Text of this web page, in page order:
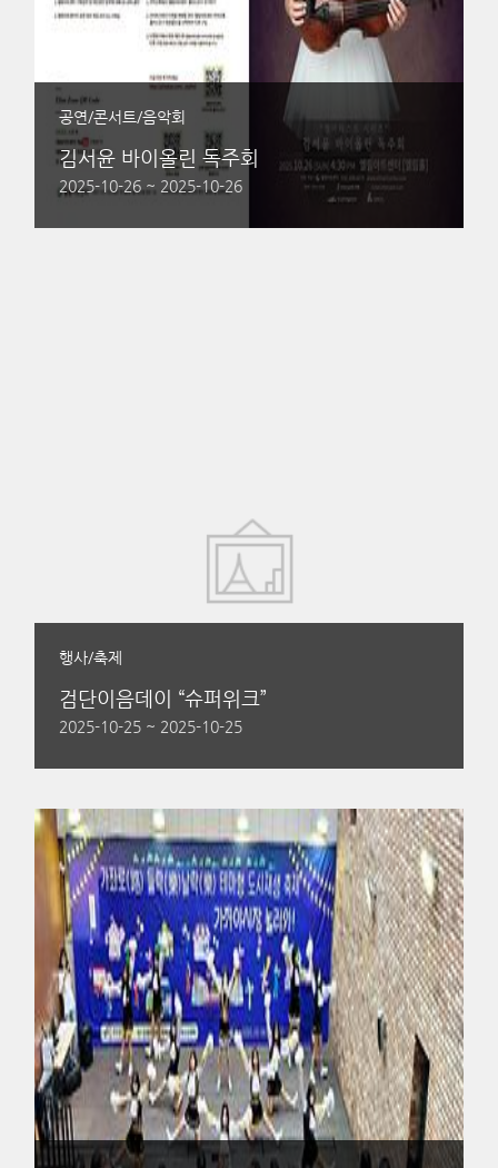
공연/콘서트/음악회
김서윤 바이올린 독주회
2025-10-26 ~ 2025-10-26
행사/축제
검단이음데이 “슈퍼위크”
2025-10-25 ~ 2025-10-25